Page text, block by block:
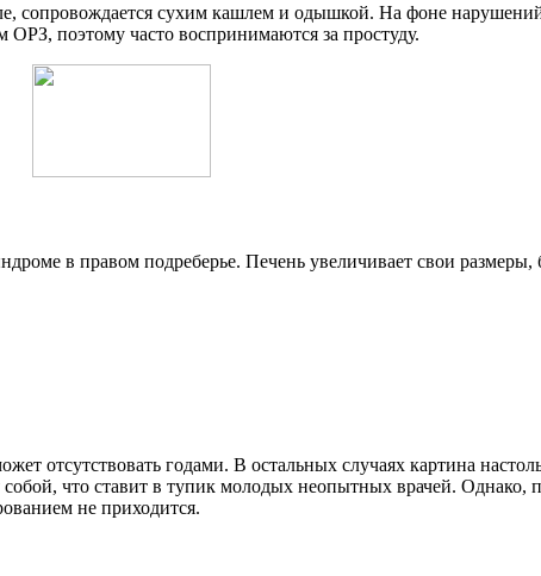
сопровождается сухим кашлем и одышкой. На фоне
поэтому часто воспринимаются за простуду.
в правом подреберье. Печень увеличивает свои
отсутствовать годами. В остальных случаях картина
что ставит в тупик молодых неопытных врачей.
не приходится.